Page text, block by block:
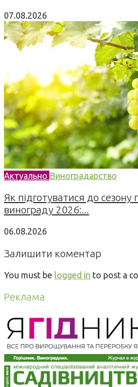
07.08.2026
Актуально Виноградарство
Як підготуватися до сезону
винограду 2026:...
06.08.2026
Залишити коментар
You must be logged in to post a
Реклама